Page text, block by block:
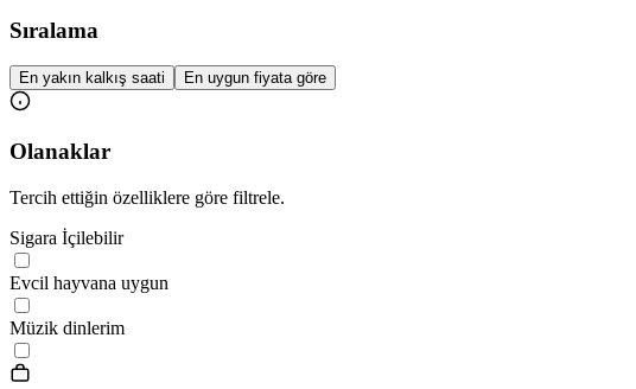
Sıralama
En yakın kalkış saati En uygun fiyata göre
Olanaklar
Tercih ettiğin özelliklere göre filtrele.
Sigara İçilebilir
Evcil hayvana uygun
Müzik dinlerim